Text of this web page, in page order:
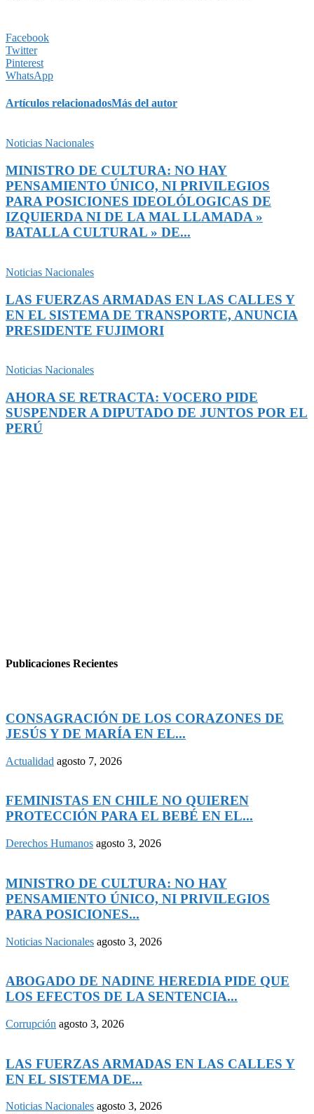
Facebook
Twitter
Pinterest
WhatsApp
Artículos relacionadosMás del autor
Noticias Nacionales
MINISTRO DE CULTURA: NO HAY
PENSAMIENTO ÚNICO, NI PRIVILEGIOS
PARA POSICIONES IDEOLÓLOGICAS DE
IZQUIERDA NI DE LA MAL LLAMADA »
BATALLA CULTURAL » DE...
Noticias Nacionales
LAS FUERZAS ARMADAS EN LAS CALLES Y
EN EL SISTEMA DE TRANSPORTE, ANUNCIA
PRESIDENTE FUJIMORI
Noticias Nacionales
AHORA SE RETRACTA: VOCERO PIDE
SUSPENDER A DIPUTADO DE JUNTOS POR EL
PERÚ
Publicaciones Recientes
CONSAGRACIÓN DE LOS CORAZONES DE
JESÚS Y DE MARÍA EN EL...
Actualidad agosto 7, 2026
FEMINISTAS EN CHILE NO QUIEREN
PROTECCIÓN PARA EL BEBÉ EN EL...
Derechos Humanos agosto 3, 2026
MINISTRO DE CULTURA: NO HAY
PENSAMIENTO ÚNICO, NI PRIVILEGIOS
PARA POSICIONES...
Noticias Nacionales agosto 3, 2026
ABOGADO DE NADINE HEREDIA PIDE QUE
LOS EFECTOS DE LA SENTENCIA...
Corrupción agosto 3, 2026
LAS FUERZAS ARMADAS EN LAS CALLES Y
EN EL SISTEMA DE...
Noticias Nacionales agosto 3, 2026